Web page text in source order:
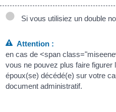
Si vous utilisiez un double
Attention :
en cas de <span
vous ne pouvez plus faire figurer
époux(se) décédé(e) sur votre
document administratif.